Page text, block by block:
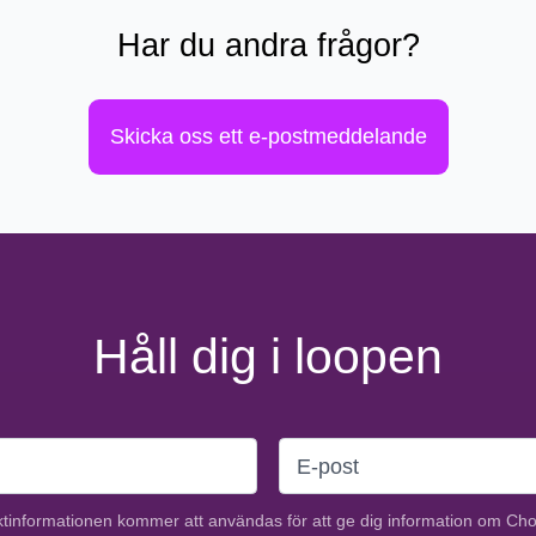
Har du andra frågor?
Skicka oss ett e-postmeddelande
Håll dig i loopen
kommer att användas för att ge dig information om